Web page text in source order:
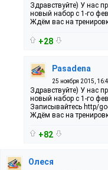
Здравствуйте) У нас
новый набор с 1-го
Ждём вас на
+28
Pasadena
25 ноября 2015,
Здравствуйте) У нас
новый набор с 1-го
Записывайтесь http/
Ждём вас на
+82
Олеся